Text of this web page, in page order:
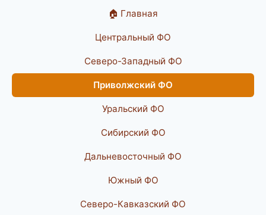
🏠 Главная
Центральный ФО
Северо-Западный ФО
Приволжский ФО
Уральский ФО
Сибирский ФО
Дальневосточный ФО
Южный ФО
Северо-Кавказский ФО